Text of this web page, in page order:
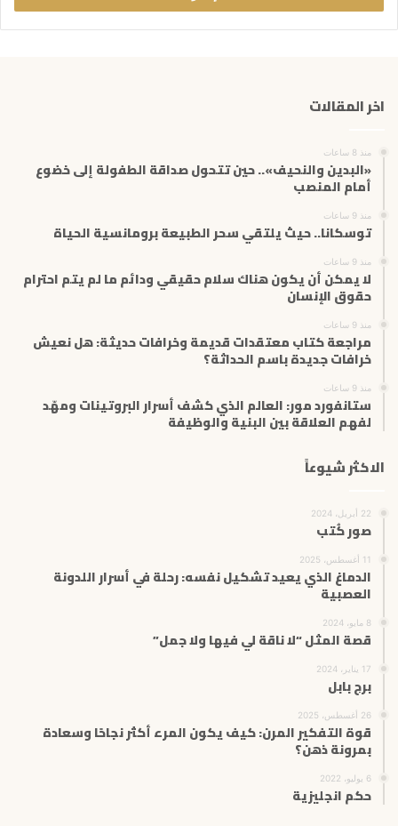
ب
ر
ا
ر
اخر المقالات
منذ 8 ساعات
«البدين والنحيف».. حين تتحول صداقة الطفولة إلى خضوع
أمام المنصب
منذ 9 ساعات
توسكانا.. حيث يلتقي سحر الطبيعة برومانسية الحياة
منذ 9 ساعات
لا يمكن أن يكون هناك سلام حقيقي ودائم ما لم يتم احترام
حقوق الإنسان
منذ 9 ساعات
مراجعة كتاب معتقدات قديمة وخرافات حديثة: هل نعيش
خرافات جديدة باسم الحداثة؟
منذ 9 ساعات
ستانفورد مور: العالم الذي كشف أسرار البروتينات ومهّد
لفهم العلاقة بين البنية والوظيفة
الاكثر شيوعاً
22 أبريل، 2024
صور كُتب
11 أغسطس، 2025
الدماغ الذي يعيد تشكيل نفسه: رحلة في أسرار اللدونة
العصبية
8 مايو، 2024
قصة المثل “لا ناقة لي فيها ولا جمل”
17 يناير، 2024
برج بابل
26 أغسطس، 2025
قوة التفكير المرن: كيف يكون المرء أكثر نجاحًا وسعادة
بمرونة ذهن؟
6 يوليو، 2022
حكم انجليزية